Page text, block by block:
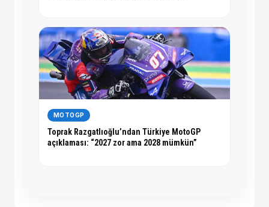
MOTOGP
Toprak Razgatlıoğlu’ndan Türkiye MotoGP
açıklaması: “2027 zor ama 2028 mümkün”